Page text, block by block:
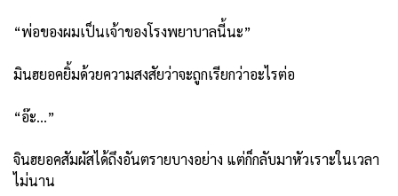
“พ่อของผมเป็นเจ้าของโรงพยาบาลนี้นะ”
มินฮยอคยิ้มด้วยความสงสัยว่าจะถูกเรียกว่าอะไรต่อ
“อ๊ะ…”
จินฮยอคสัมผัสได้ถึงอันตรายบางอย่าง แต่ก็กลับมาหัวเราะในเวลา
ไม่นาน